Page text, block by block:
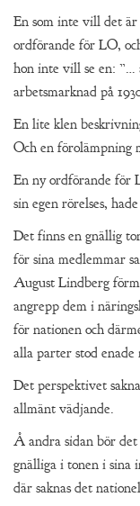
En som inte vill det är
ordförande för LO,
hon inte vill se en: ”…
arbetsmarknad på
En lite klen
Och en förolämpning
En ny ordförande för
sin egen rörelses,
Det finns en gnällig
för sina medlemmar
August Lindberg
angrepp dem i
för nationen och
alla parter stod
Det perspektivet
allmänt vädjande.
Å andra sidan bör
gnälliga i tonen i sina
där saknas det